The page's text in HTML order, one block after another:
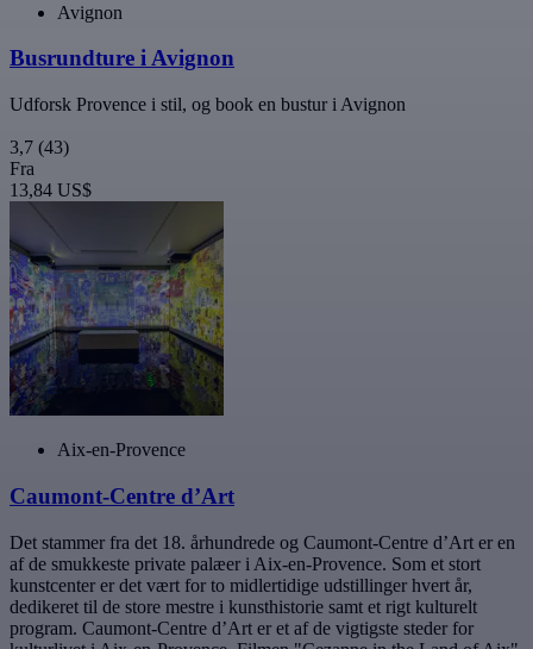
Avignon
Busrundture i Avignon
Udforsk Provence i stil, og book en bustur i Avignon
3,7 (43)
Fra
13,84 US$
Aix-en-Provence
Caumont-Centre d’Art
Det stammer fra det 18. århundrede og Caumont-Centre d’Art er en
af de smukkeste private palæer i Aix-en-Provence. Som et stort
kunstcenter er det vært for to midlertidige udstillinger hvert år,
dedikeret til de store mestre i kunsthistorie samt et rigt kulturelt
program. Caumont-Centre d’Art er et af de vigtigste steder for